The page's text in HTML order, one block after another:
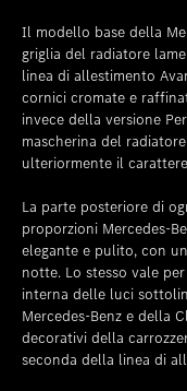
Il modello base della
griglia del radiatore
linea di allestimento
cornici cromate e
invece della versione
mascherina del
ulteriormente il
La parte posteriore di
proporzioni Mercedes-
elegante e pulito, con
notte. Lo stesso vale
interna delle luci
Mercedes-Benz e della
decorativi della
seconda della linea di